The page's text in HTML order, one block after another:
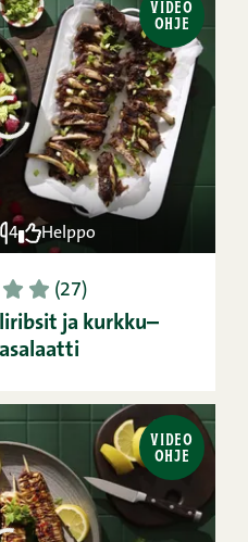
VIDEO
OHJE
4 Helppo
4 5 (27)
ja kurkku–
VIDEO
OHJE